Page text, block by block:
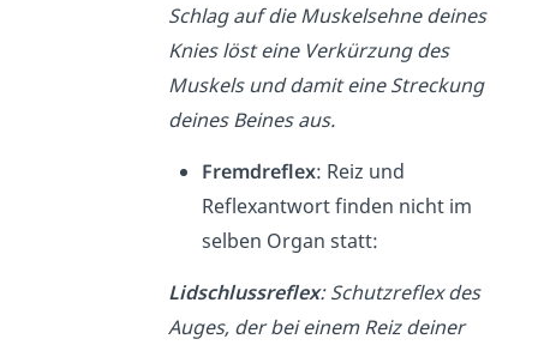
Schlag auf die Muskelsehne deines
Knies löst eine Verkürzung des
Muskels und damit eine Streckung
deines Beines aus.
Fremdreflex: Reiz und
Reflexantwort finden nicht im
selben Organ statt:
Lidschlussreflex: Schutzreflex des
Auges, der bei einem Reiz deiner